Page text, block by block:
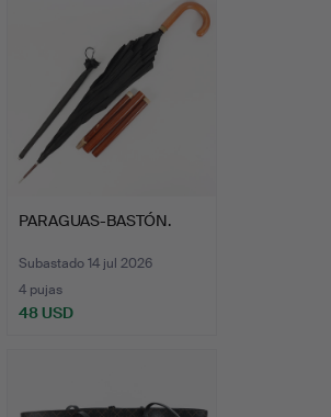
PARAGUAS-BASTÓN.
Subastado 14 jul 2026
4 pujas
48 USD